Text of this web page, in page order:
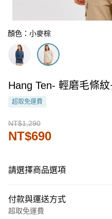
顏色：小麥棕
Hang Ten- 輕磨毛條
超取免運費
NT$1,290
NT$690
請選擇商品選項
付款與運送方式
超取免運費